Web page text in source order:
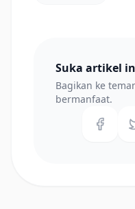
Suka artikel
Bagikan ke
bermanfaat.